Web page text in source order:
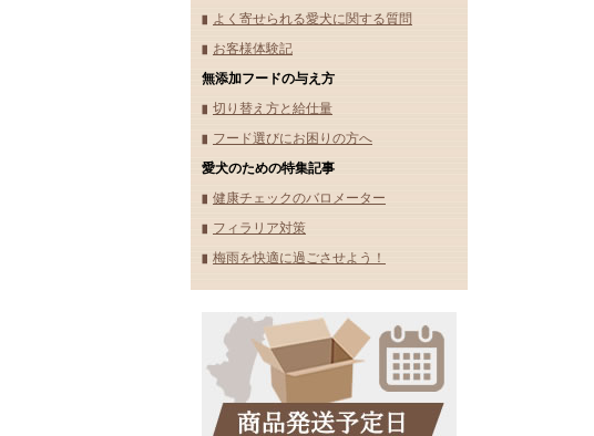
よく寄せられる愛犬に関する質問
お客様体験記
無添加フードの与え方
切り替え方と給仕量
フード選びにお困りの方へ
愛犬のための特集記事
健康チェックのバロメーター
フィラリア対策
梅雨を快適に過ごさせよう！